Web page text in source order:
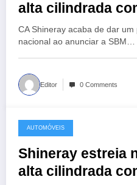
alta cilindrada
CA Shineray acaba de dar
nacional ao anunciar a SBM…
Editor 0 Comments
21 de January de 2026
AUTOMÓVEIS
Shineray estreia
alta cilindrada